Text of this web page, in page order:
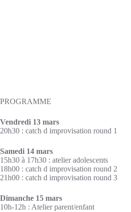
PROGRAMME
Vendredi 13 mars
20h30 : catch d improvisation round 1
Samedi 14 mars
15h30 à 17h30 : atelier adolescents
18h00 : catch d improvisation round 2
21h00 : catch d improvisation round 3
Dimanche 15 mars
10h-12h : Atelier parent/enfant